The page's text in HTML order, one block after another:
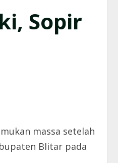
Sopir
massa setelah
Blitar pada